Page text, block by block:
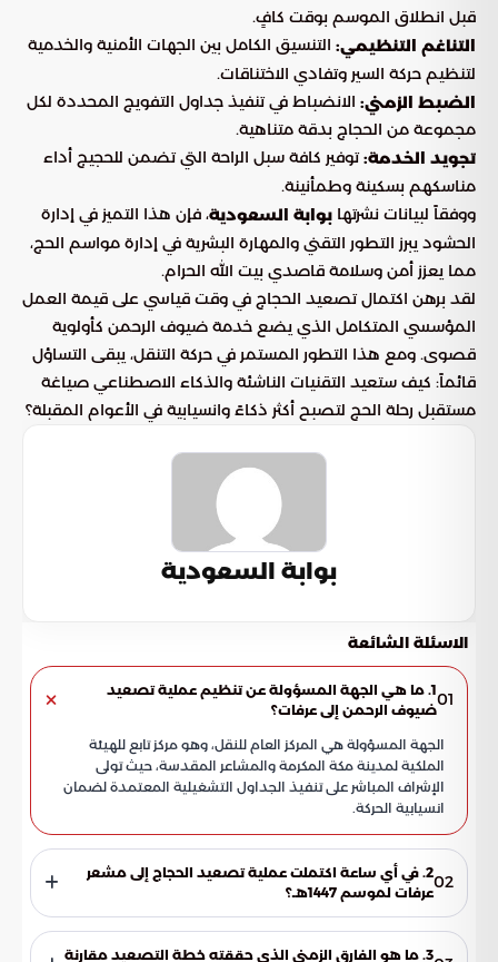
قبل انطلاق الموسم بوقت كافٍ.
التناغم التنظيمي: التنسيق الكامل بين الجهات الأمنية والخدمية
لتنظيم حركة السير وتفادي الاختناقات.
الضبط الزمني: الانضباط في تنفيذ جداول التفويج المحددة لكل
مجموعة من الحجاج بدقة متناهية.
تجويد الخدمة:توفير كافة سبل الراحة التي تضمن للحجيج أداء
مناسكهم بسكينة وطمأنينة.
ووفقاً لبيانات نشرتها بوابة السعودية، فإن هذا التميز في إدارة
الحشود يبرز التطور التقني والمهارة البشرية في إدارة مواسم الحج،
مما يعزز أمن وسلامة قاصدي بيت الله الحرام.
لقد برهن اكتمال تصعيد الحجاج في وقت قياسي على قيمة العمل
المؤسسي المتكامل الذي يضع خدمة ضيوف الرحمن كأولوية
قصوى. ومع هذا التطور المستمر في حركة التنقل، يبقى التساؤل
قائماً: كيف ستعيد التقنيات الناشئة والذكاء الاصطناعي صياغة
مستقبل رحلة الحج لتصبح أكثر ذكاءً وانسيابية في الأعوام المقبلة؟
بوابة السعودية
الاسئلة الشائعة
01 1. ما هي الجهة المسؤولة عن تنظيم عملية تصعيد
ضيوف الرحمن إلى عرفات؟
الجهة المسؤولة هي المركز العام للنقل، وهو مركز تابع للهيئة
الملكية لمدينة مكة المكرمة والمشاعر المقدسة، حيث تولى
الإشراف المباشر على تنفيذ الجداول التشغيلية المعتمدة لضمان
انسيابية الحركة.
02 2. في أي ساعة اكتملت عملية تصعيد الحجاج إلى مشعر
عرفات لموسم 1447هـ؟
صباحاً، مما عكس كفاءة عالية في إدارة الحشود والالتزام بالخطة
3. ما هو الفارق الزمني الذي حققته خطة التصعيد مقارنة